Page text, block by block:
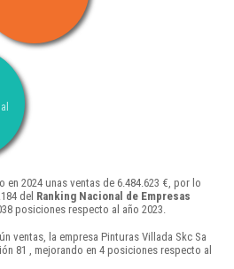
en 2024 unas ventas de 6.484.623 €, por lo
del Ranking Nacional de Empresas
posiciones respecto al año 2023.
ventas, la empresa Pinturas Villada Skc Sa
81 , mejorando en 4 posiciones respecto al